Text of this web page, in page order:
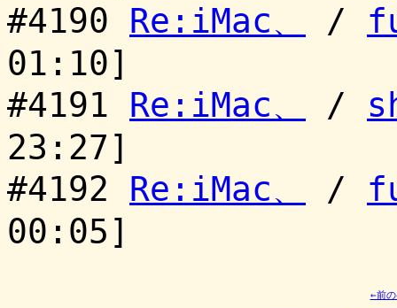
#4190 Re:iMac、 /
01:10]
#4191 Re:iMac、 /
23:27]
#4192 Re:iMac、 /
00:05]
←前